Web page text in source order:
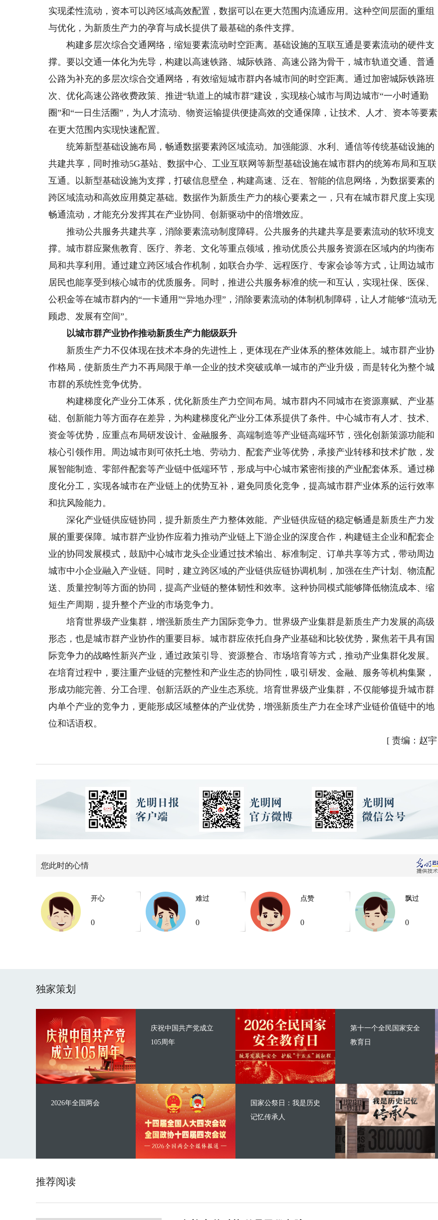
实现柔性流动，资本可以跨区域高效配置，数据可以在更大范围内流通应用。这种空间层面的重组
与优化，为新质生产力的孕育与成长提供了最基础的条件支撑。
构建多层次综合交通网络，缩短要素流动时空距离。基础设施的互联互通是要素流动的硬件支
撑。要以交通一体化为先导，构建以高速铁路、城际铁路、高速公路为骨干，城市轨道交通、普通
公路为补充的多层次综合交通网络，有效缩短城市群内各城市间的时空距离。通过加密城际铁路班
次、优化高速公路收费政策、推进“轨道上的城市群”建设，实现核心城市与周边城市“一小时通勤
圈”和“一日生活圈”，为人才流动、物资运输提供便捷高效的交通保障，让技术、人才、资本等要素
在更大范围内实现快速配置。
统筹新型基础设施布局，畅通数据要素跨区域流动。加强能源、水利、通信等传统基础设施的
共建共享，同时推动5G基站、数据中心、工业互联网等新型基础设施在城市群内的统筹布局和互联
互通。以新型基础设施为支撑，打破信息壁垒，构建高速、泛在、智能的信息网络，为数据要素的
跨区域流动和高效应用奠定基础。数据作为新质生产力的核心要素之一，只有在城市群尺度上实现
畅通流动，才能充分发挥其在产业协同、创新驱动中的倍增效应。
推动公共服务共建共享，消除要素流动制度障碍。公共服务的共建共享是要素流动的软环境支
撑。城市群应聚焦教育、医疗、养老、文化等重点领域，推动优质公共服务资源在区域内的均衡布
局和共享利用。通过建立跨区域合作机制，如联合办学、远程医疗、专家会诊等方式，让周边城市
居民也能享受到核心城市的优质服务。同时，推进公共服务标准的统一和互认，实现社保、医保、
公积金等在城市群内的“一卡通用”“异地办理”，消除要素流动的体制机制障碍，让人才能够“流动无
顾虑、发展有空间”。
以城市群产业协作推动新质生产力能级跃升
新质生产力不仅体现在技术本身的先进性上，更体现在产业体系的整体效能上。城市群产业协
作格局，使新质生产力不再局限于单一企业的技术突破或单一城市的产业升级，而是转化为整个城
市群的系统性竞争优势。
构建梯度化产业分工体系，优化新质生产力空间布局。城市群内不同城市在资源禀赋、产业基
础、创新能力等方面存在差异，为构建梯度化产业分工体系提供了条件。中心城市有人才、技术、
资金等优势，应重点布局研发设计、金融服务、高端制造等产业链高端环节，强化创新策源功能和
核心引领作用。周边城市则可依托土地、劳动力、配套产业等优势，承接产业转移和技术扩散，发
展智能制造、零部件配套等产业链中低端环节，形成与中心城市紧密衔接的产业配套体系。通过梯
度化分工，实现各城市在产业链上的优势互补，避免同质化竞争，提高城市群产业体系的运行效率
和抗风险能力。
深化产业链供应链协同，提升新质生产力整体效能。产业链供应链的稳定畅通是新质生产力发
展的重要保障。城市群产业协作应着力推动产业链上下游企业的深度合作，构建链主企业和配套企
业的协同发展模式，鼓励中心城市龙头企业通过技术输出、标准制定、订单共享等方式，带动周边
城市中小企业融入产业链。同时，建立跨区域的产业链供应链协调机制，加强在生产计划、物流配
送、质量控制等方面的协同，提高产业链的整体韧性和效率。这种协同模式能够降低物流成本、缩
短生产周期，提升整个产业的市场竞争力。
培育世界级产业集群，增强新质生产力国际竞争力。世界级产业集群是新质生产力发展的高级
形态，也是城市群产业协作的重要目标。城市群应依托自身产业基础和比较优势，聚焦若干具有国
际竞争力的战略性新兴产业，通过政策引导、资源整合、市场培育等方式，推动产业集群化发展。
在培育过程中，要注重产业链的完整性和产业生态的协同性，吸引研发、金融、服务等机构集聚，
形成功能完善、分工合理、创新活跃的产业生态系统。培育世界级产业集群，不仅能够提升城市群
内单个产业的竞争力，更能形成区域整体的产业优势，增强新质生产力在全球产业链价值链中的地
位和话语权。
[ 责编：赵宇
您此时的心情
开心
0
难过
0
点赞
0
飘过
0
独家策划
庆祝中国共产党成立
105周年
2026年全国两会
第十一个全民国家安全
教育日
国家公祭日：我是历史
记忆传承人
推荐阅读